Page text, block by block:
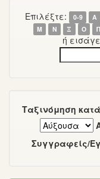
Επιλέξτε: 0-9 Α
Μ
Ν Ξ Ο Π
ή
Ταξινόμηση
Συγγραφείς/